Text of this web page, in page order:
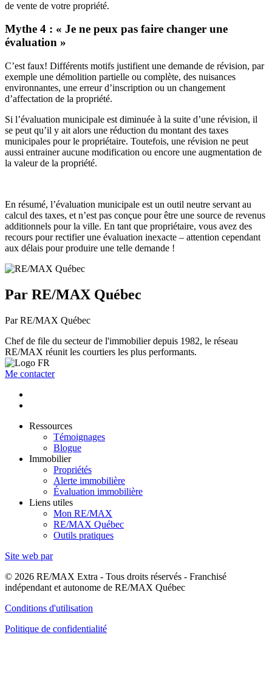
de vente de votre propriété.
Mythe 4 : « Je ne peux pas faire changer une
évaluation »
C’est faux! Différents motifs justifient une demande de révision, par
exemple une démolition partielle ou complète, des nuisances
environnantes, une erreur d’inscription ou un changement
d’affectation de la propriété.
Si l’évaluation municipale est diminuée à la suite d’une révision, il
se peut qu’il y ait alors une réduction du montant des taxes
municipales pour le propriétaire. Toutefois, une révision ne peut
aussi entrainer aucune modification ou encore une augmentation de
la valeur de la propriété.
En résumé, l’évaluation municipale est un outil neutre servant au
calcul des taxes, et n’est pas conçue pour être une source de revenus
additionnels pour la ville. En tant que propriétaire, vous avez des
recours pour rectifier une évaluation inexacte – attention cependant
aux délais pour produire une telle demande !
Par RE/MAX Québec
Par RE/MAX Québec
Chef de file du secteur de l'immobilier depuis 1982, le réseau
RE/MAX réunit les courtiers les plus performants.
Me contacter
Ressources
Témoignages
Blogue
Immobilier
Propriétés
Alerte immobilière
Évaluation immobilière
Liens utiles
Mon RE/MAX
RE/MAX Québec
Outils pratiques
Site web par
© 2026 RE/MAX Extra - Tous droits réservés - Franchisé
indépendant et autonome de RE/MAX Québec
Conditions d'utilisation
Politique de confidentialité